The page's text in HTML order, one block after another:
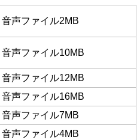
音声ファイル2MB
音声ファイル10MB
音声ファイル12MB
音声ファイル16MB
音声ファイル7MB
音声ファイル4MB